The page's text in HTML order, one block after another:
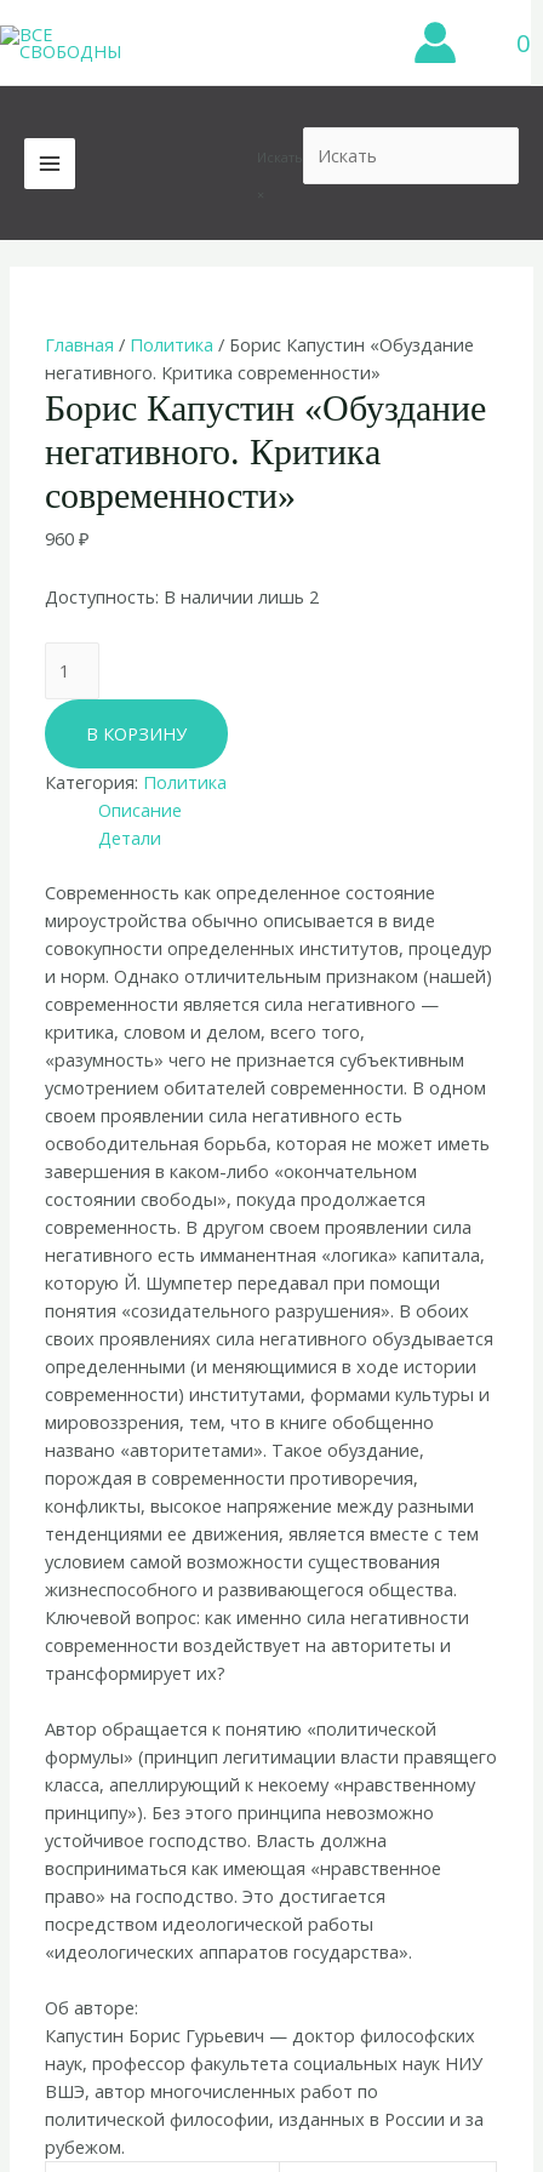
к
содержимому
0
MAIN
MENU
Главная / Политика / Борис Капустин «Обуздание
негативного. Критика современности»
Борис Капустин «Обуздание
негативного. Критика
современности»
960₽
Доступность: В наличии лишь 2
товара
Борис
Капустин
«Обуздание
негативного.
Критика
современности»
В КОРЗИНУ
Категория: Политика
Описание
Детали
Современность как определенное состояние
мироустройства обычно описывается в виде
совокупности определенных институтов, процедур
и норм. Однако отличительным признаком (нашей)
современности является сила негативного —
критика, словом и делом, всего того,
«разумность» чего не признается субъективным
усмотрением обитателей современности. В одном
своем проявлении сила негативного есть
освободительная борьба, которая не может иметь
завершения в каком-либо «окончательном
состоянии свободы», покуда продолжается
современность. В другом своем проявлении сила
негативного есть имманентная «логика» капитала,
которую Й. Шумпетер передавал при помощи
понятия «созидательного разрушения». В обоих
своих проявлениях сила негативного обуздывается
определенными (и меняющимися в ходе истории
современности) институтами, формами культуры и
мировоззрения, тем, что в книге обобщенно
названо «авторитетами». Такое обуздание,
порождая в современности противоречия,
конфликты, высокое напряжение между разными
тенденциями ее движения, является вместе с тем
условием самой возможности существования
жизнеспособного и развивающегося общества.
Ключевой вопрос: как именно сила негативности
современности воздействует на авторитеты и
трансформирует их?
Автор обращается к понятию «политической
формулы» (принцип легитимации власти правящего
класса, апеллирующий к некоему «нравственному
принципу»). Без этого принципа невозможно
устойчивое господство. Власть должна
восприниматься как имеющая «нравственное
право» на господство. Это достигается
посредством идеологической работы
«идеологических аппаратов государства».
Об авторе:
Капустин Борис Гурьевич — доктор философских
наук, профессор факультета социальных наук НИУ
ВШЭ, автор многочисленных работ по
политической философии, изданных в России и за
рубежом.